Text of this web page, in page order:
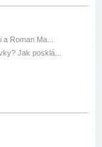
Roman Ma...
Jak posklá...